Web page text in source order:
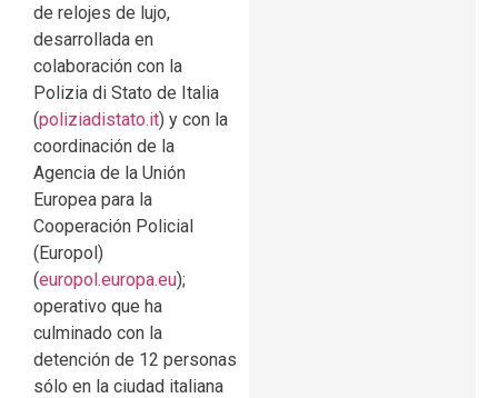
de relojes de lujo,
desarrollada en
colaboración con la
Polizia di Stato de Italia
(poliziadistato.it) y con la
coordinación de la
Agencia de la Unión
Europea para la
Cooperación Policial
(Europol)
(europol.europa.eu);
operativo que ha
culminado con la
detención de 12 personas
sólo en la ciudad italiana